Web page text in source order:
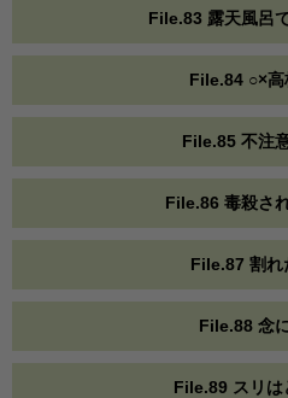
File.83 露天風呂
File.84 ○×高
File.85 不注
File.86 毒殺さ
File.87 割れ
File.88 念
File.89 スリは